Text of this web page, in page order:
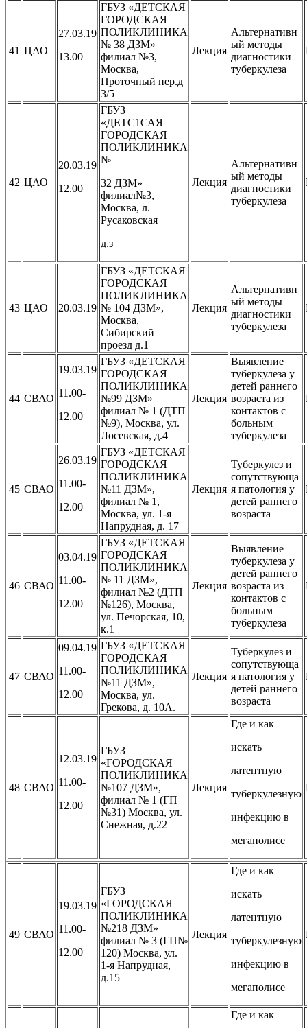
41 ЦАО
27.03.19
13.00
ГБУЗ «ДЕТСКАЯ
ГОРОДСКАЯ
ПОЛИКЛИНИКА
№ 38 ДЗМ»
филиал №3,
Москва,
Проточный пер.д
3/5
Лекция
Альтернативн
ый методы
диагностики
туберкулеза
42 ЦАО
20.03.19
12.00
ГБУЗ
«ДЕТС1САЯ
ГОРОДСКАЯ
ПОЛИКЛИНИКА
№
32 ДЗМ»
филиал№3,
Москва, л.
Русаковская
д.з
Лекция
Альтернативн
ый методы
диагностики
туберкулеза
43 ЦАО 20.03.19
ГБУЗ «ДЕТСКАЯ
ГОРОДСКАЯ
ПОЛИКЛИНИКА
№ 104 ДЗМ»,
Москва,
Сибирский
проезд д.1
Лекция
Альтернативн
ый методы
диагностики
туберкулеза
44 СВАО
19.03.19
11.00-
12.00
ГБУЗ «ДЕТСКАЯ
ГОРОДСКАЯ
ПОЛИКЛИНИКА
№99 ДЗМ»
филиал № 1 (ДТП
№9), Москва, ул.
Лосевская, д.4
Лекция
Выявление
туберкулеза у
детей раннего
возраста из
контактов с
больным
туберкулеза
45 СВАО
26.03.19
11.00-
12.00
ГБУЗ «ДЕТСКАЯ
ГОРОДСКАЯ
ПОЛИКЛИНИКА
№11 ДЗМ»,
филиал № 1,
Москва, ул. 1-я
Напрудная, д. 17
Лекция
Туберкулез и
сопутствующа
я патология у
детей раннего
возраста
46 СВАО
03.04.19
11.00-
12.00
ГБУЗ «ДЕТСКАЯ
ГОРОДСКАЯ
ПОЛИКЛИНИКА
№ 11 ДЗМ»,
филиал №2 (ДТП
№126), Москва,
ул. Печорская, 10,
к.1
Лекция
Выявление
туберкулеза у
детей раннего
возраста из
контактов с
больным
туберкулеза
47 СВАО
09.04.19
11.00-
12.00
ГБУЗ «ДЕТСКАЯ
ГОРОДСКАЯ
ПОЛИКЛИНИКА
№11 ДЗМ»,
Москва, ул.
Грекова, д. 10А.
Лекция
Туберкулез и
сопутствующа
я патология у
детей раннего
возраста
48 СВАО
12.03.19
11.00-
12.00
ГБУЗ
«ГОРОДСКАЯ
ПОЛИКЛИНИКА
№107 ДЗМ»,
филиал № 1 (ГП
№31) Москва, ул.
Снежная, д.22
Лекция
Где и как
искать
латентную
туберкулезную
инфекцию в
мегаполисе
49 СВАО
19.03.19
11.00-
12.00
ГБУЗ
«ГОРОДСКАЯ
ПОЛИКЛИНИКА
№218 ДЗМ»
филиал № 3 (ГП№
120) Москва, ул.
1-я Напрудная,
д.15
Лекция
Где и как
искать
латентную
туберкулезную
инфекцию в
мегаполисе
Где и как